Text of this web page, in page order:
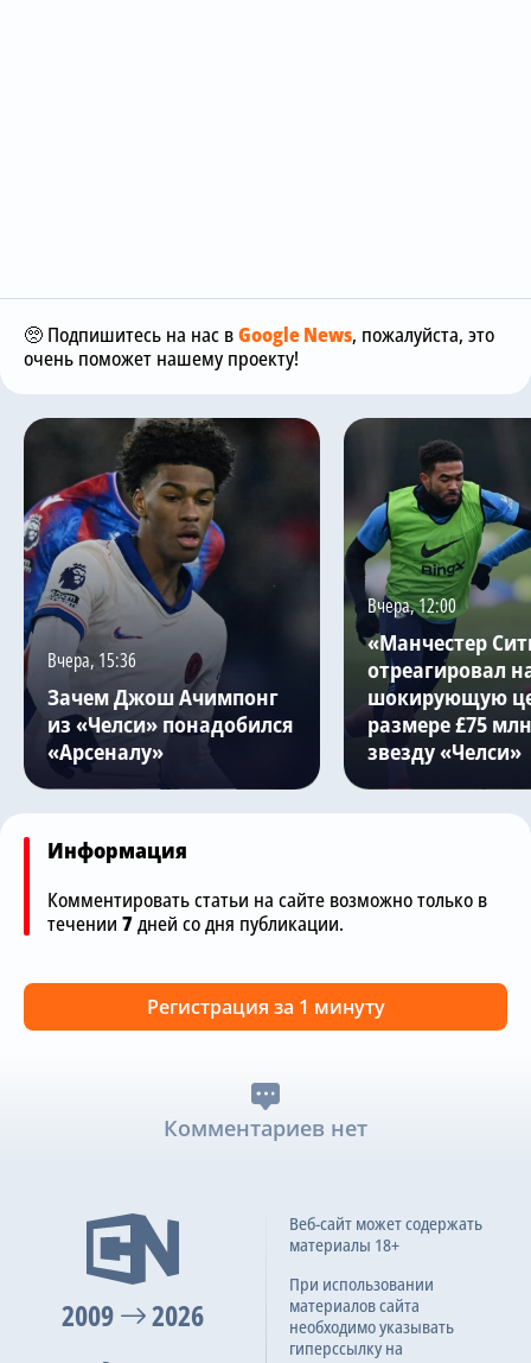
🥺 Подпишитесь на нас вGoogle News, пожалуйста, это
очень поможет нашему проекту!
Вчера, 15:36
Зачем Джош Ачимпонг
из «Челси» понадобился
«Арсеналу»
Вчера, 12:00
«Манчестер
отреагировал
шокирующую
размере £75
звезду «Челси»
Информация
Комментировать статьи на сайте возможно только в
течении 7дней со дня публикации.
Регистрация за 1 минуту
Комментариев нет
2009 2026
Веб-сайт может содержать
материалы 18+
При использовании
материалов сайта
необходимо указывать
гиперссылку на